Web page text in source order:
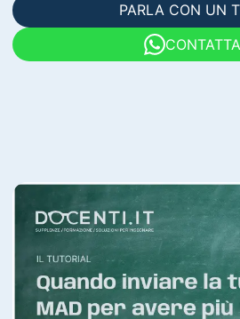
PARLA CON UN